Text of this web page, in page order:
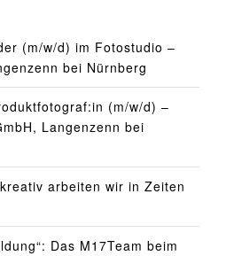
(m/w/d) im Fotostudio –
bei Nürnberg
(m/w/d) –
Langenzenn bei
arbeiten wir in Zeiten
Das M17Team beim